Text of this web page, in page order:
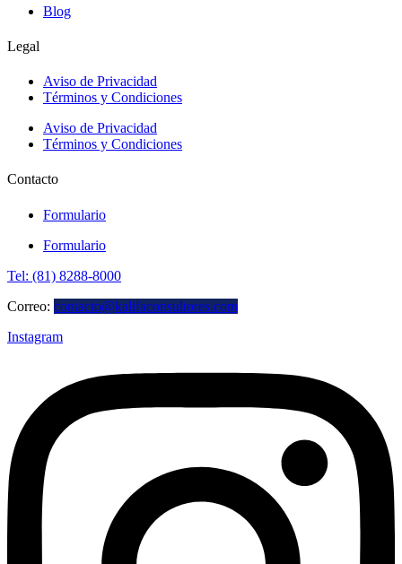
Blog
Legal
Aviso de Privacidad
Términos y Condiciones
Aviso de Privacidad
Términos y Condiciones
Contacto
Formulario
Formulario
Tel: (81) 8288-8000
Correo: contacto@kalifaconsultores.com
Instagram